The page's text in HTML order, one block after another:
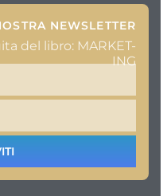
NEWSLETTER
del libro: MARKET-
ING